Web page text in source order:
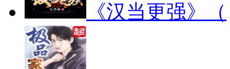
《汉当更强》（